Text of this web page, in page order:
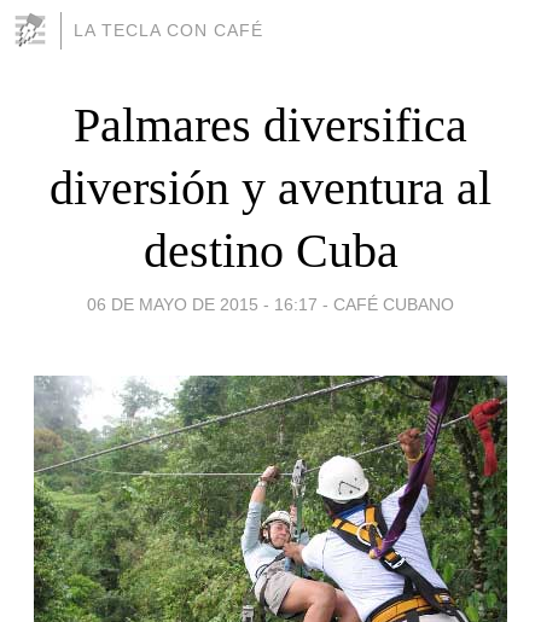
LA TECLA CON CAFÉ
Palmares diversifica
diversión y aventura al
destino Cuba
06 DE MAYO DE 2015 - 16:17 - CAFÉ CUBANO